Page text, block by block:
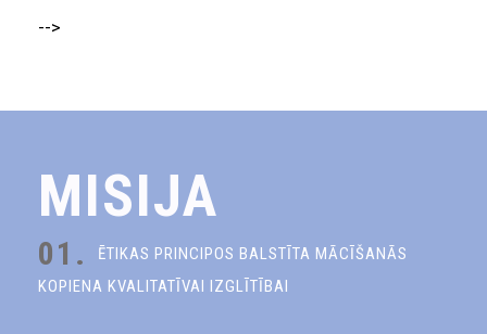
-->
MISIJA
01.
ĒTIKAS PRINCIPOS BALSTĪTA MĀCĪŠANĀS
KOPIENA KVALITATĪVAI IZGLĪTĪBAI